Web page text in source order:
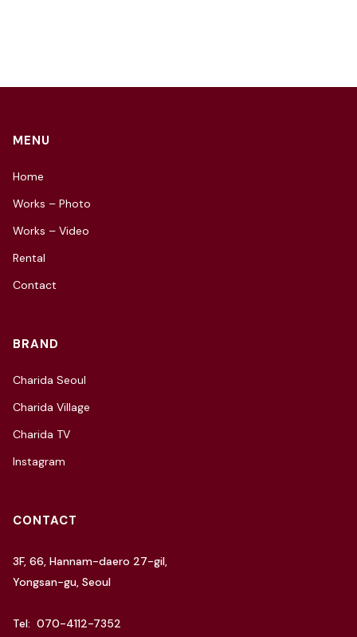
MENU
Home
Works – Photo
Works – Video
Rental
Contact
BRAND
Charida Seoul
Charida Village
Charida TV
Instagram
CONTACT
3F, 66, Hannam-daero 27-gil,
Yongsan-gu, Seoul
Tel: 070-4112-7352